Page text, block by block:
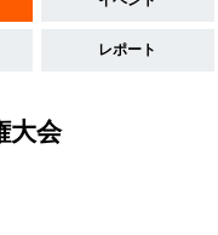
レポート
大会